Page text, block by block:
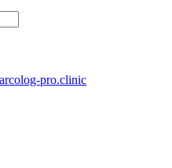
pro.clinic